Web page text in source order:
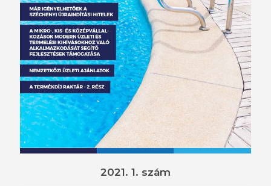
2021. 1. szám